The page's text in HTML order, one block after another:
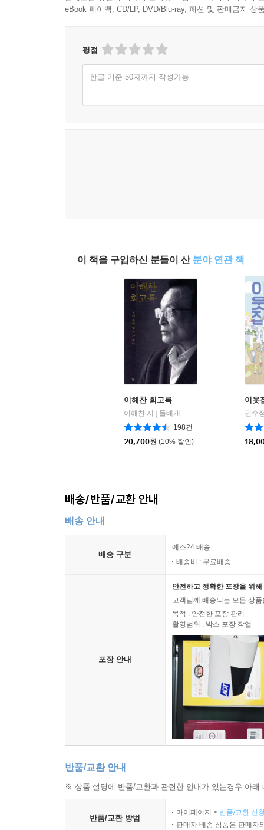
1부에서는 한국 대중문화 창작물을 지배하는 ‘
완성하는 복수극이야말로 대다수 창작물의 주
피해자 도식으로 환원한다는 점에 있다. 히어로
이런 식으로 상품 교환의 논리는 심리적 등가교
오직 관객의 심리적 효과를 위한 수단으로 활용
정도로 축소해버린다. 가해자에게 어떻게 고통을
“지금 한국을 지배하는 가해자-피해자 도식은 청
비롯되었을 것이라는 강한 의구심을 가지고 있
손쉽게 청산하려고 하지 않는가? 가해자가 강력
분노는 하늘을 찌르지만, 폭력에 대한 공동체의 책
평등하지 않은 세상을 꿈꾸는 당신에게: ‘인간을 도
2부에서는 불평등을 노골적으로 지지하는 경향
요소, 각자가 놓여 있는 사회적, 경제적 조건
불평등하게 유지되어야만, 자신이 그 불평등 구
대하는 모든 태도, 행위, 제도, 구조 등을 의미한
사람과 임대 아파트에 사는 사람, 정규직 공장
폭력으로 드러난다. 타인도 나를 도구로 대하고,
교육 수준, 거주 지역과 형태, 성별과 성 정체성,
시민의 자유, 즉 ‘그 어떤 시민도 타인의 지배에
위협하는 상황은 민주주의의 결정적이고도 고
말하자면 지금 한국에는 정치적 불평등을 해소
이성애자, 비장애인 등이 공동체의 운영을 주도하
단순히 선거제도가 작동한다고 해서, 모두가 1
전진을 멈춘 민주주의: 한국사회는 어디를 향해 움
3부에서는 집단의 부분으로만 존재하는 개인, 사
eBook 페이백, CD/LP, DVD/Blu-ray, 패션 및 판매금지 상
평점
한글 기준 50자까지 작성가능
이 책을 구입하신 분들이 산 분야 연관 책
이해찬 회고록
이해찬 저
돌베개
198건
20,700원 (10% 할인)
이웃
권수
배송/반품/교환 안내
배송 안내
배송 구분
예스24 배송
배송비 : 무료배송
포장 안내
안전하고 정확한 포장을 위
고객님께 배송되는 모든 상
목적 : 안전한 포장 관리
촬영범위 : 박스 포장 작업
반품/교환 안내
※ 상품 설명에 반품/교환과 관련한 안내가 있는경우 아
반품/교환 방법
마이페이지 > 반품/교환 신
판매자 배송 상품은 판매자